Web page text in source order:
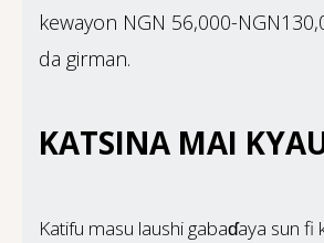
kewayon NGN 56,000-
da girman.
KATSINA MAI
Katifu masu laushi gabaɗaya sun fi